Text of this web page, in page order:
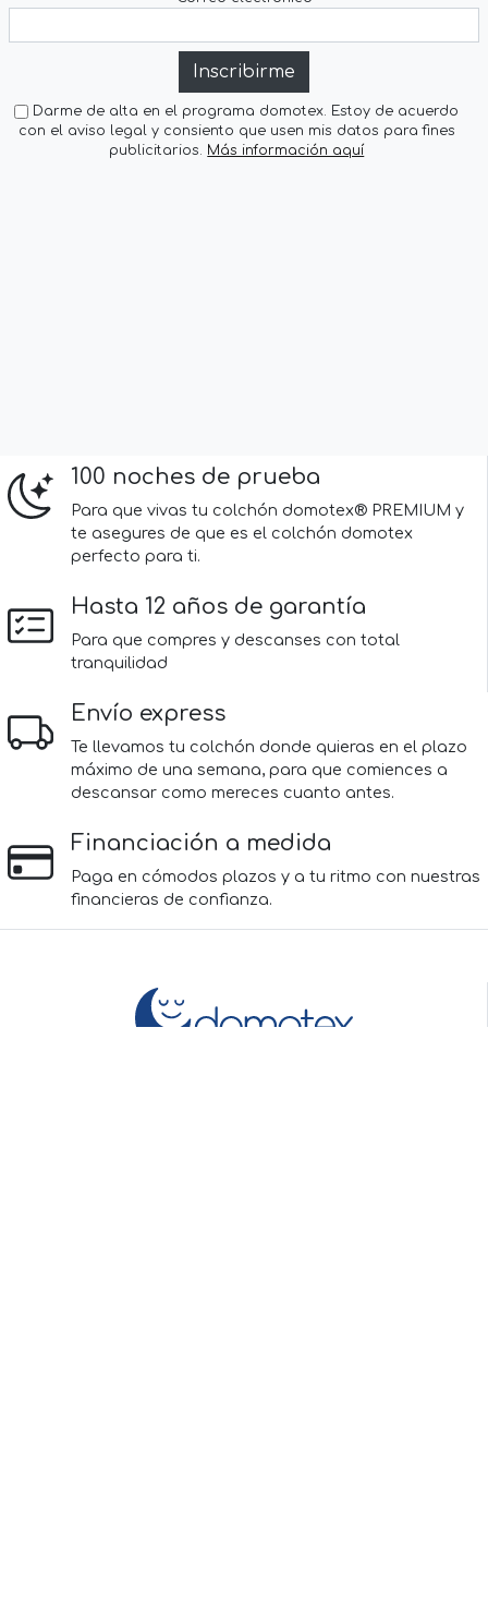
Inscribirme
Darme de alta en el programa domotex. Estoy de acuerdo
con el aviso legal y consiento que usen mis datos para fines
publicitarios. Más información aquí
100 noches de prueba
Para que vivas tu colchón domotex® PREMIUM y
te asegures de que es el colchón domotex
perfecto para ti.
Hasta 12 años de garantía
Para que compres y descanses con total
tranquilidad
Envío express
Te llevamos tu colchón donde quieras en el plazo
máximo de una semana, para que comiences a
descansar como mereces cuanto antes.
Financiación a medida
Paga en cómodos plazos y a tu ritmo con nuestras
financieras de confianza.